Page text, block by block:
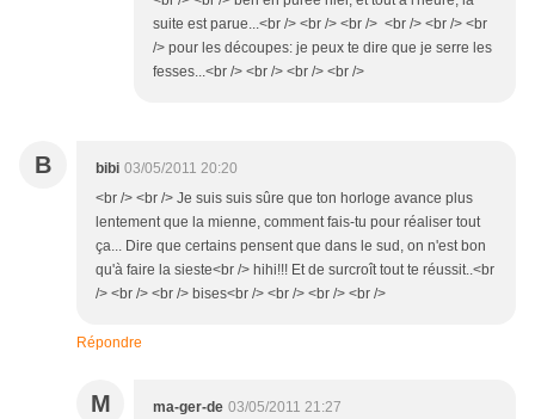
suite est parue...<br /> <br /> <br /> <br /> <br /> <br
/> pour les découpes: je peux te dire que je serre les
fesses...<br /> <br /> <br /> <br />
B bibi 03/05/2011 20:20
<br /> <br /> Je suis suis sûre que ton horloge avance plus
lentement que la mienne, comment fais-tu pour réaliser tout
ça... Dire que certains pensent que dans le sud, on n'est bon
qu'à faire la sieste<br /> hihi!!! Et de surcroît tout te réussit..<br
/> <br /> <br /> bises<br /> <br /> <br /> <br />
Répondre
M ma-ger-de 03/05/2011 21:27